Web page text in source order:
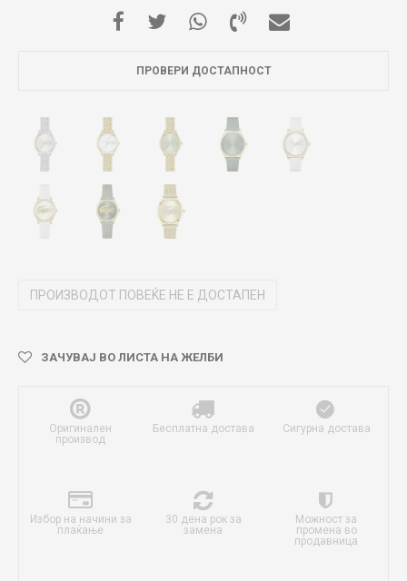
ПРОВЕРИ ДОСТАПНОСТ
ПРОИЗВОДОТ ПОВЕЌЕ НЕ Е ДОСТАПЕН
ЗАЧУВАЈ ВО ЛИСТА НА ЖЕЛБИ
Оригинален
производ
Бесплатна достава Сигурна достава
Избор на начини за
плаќање
30 дена рок за
замена
Можност за
промена во
продавница